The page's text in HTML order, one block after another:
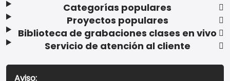
Categorías populares
Proyectos populares
Biblioteca de grabaciones clases en vivo
Servicio de atención al cliente
Aviso: